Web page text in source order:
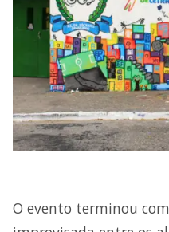
O evento terminou